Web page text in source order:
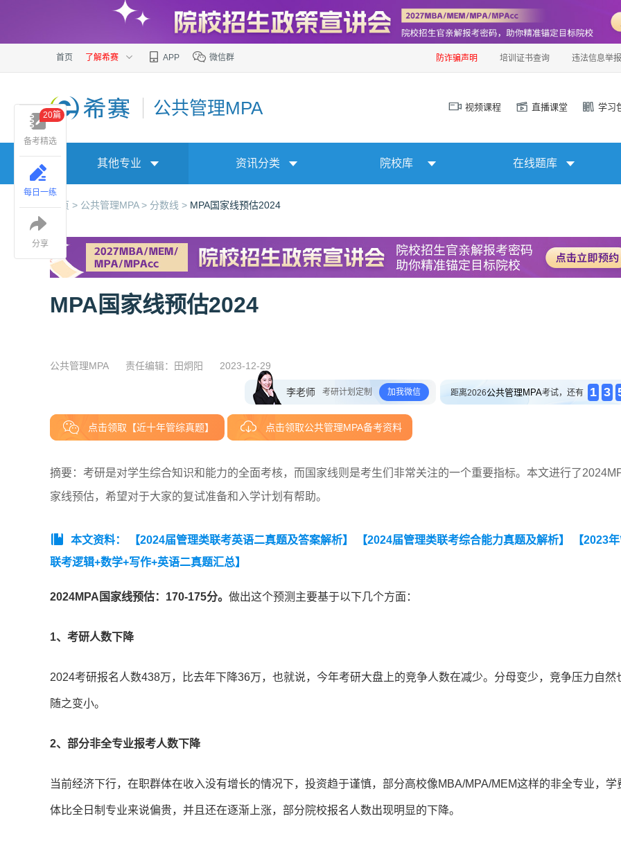
首页 了解希赛 APP 微信群 防诈骗声明 培训证书查询 违法信息举报
公共管理MPA 视频课程 直播课堂 学习
其他专业 资讯分类 院校库 在线题库
首页 > 公共管理MPA > 分数线 > MPA国家线预估2024
MPA国家线预估2024
公共管理MPA 责任编辑：田炯阳 2023-12-29
李老师 考研计划定制 加我微信 距离2026公共管理MPA考试，还有 1 3
点击领取【近十年管综真题】 点击领取公共管理MPA备考资料
摘要：考研是对学生综合知识和能力的全面考核，而国家线则是考生们非常关注的一个重要指标。本文进行了
家线预估，希望对于大家的复试准备和入学计划有帮助。
本文资料： 【2024届管理类联考英语二真题及答案解析】 【2024届管理类联考综合能力真题及解析】
【2023
联考逻辑+数学+写作+英语二真题汇总】
2024MPA国家线预估：170-175分。 做出这个预测主要基于以下几个方面：
1、考研人数下降
2024考研报名人数438万，比去年下降36万，也就说，今年考研大盘上的竞争人数在减少。分母变少，竞争压力自然
随之变小。
2、部分非全专业报考人数下降
当前经济下行，在职群体在收入没有增长的情况下，投资趋于谨慎，部分高校像MBA/MPA/MEM这样的非全专业，学
体比全日制专业来说偏贵，并且还在逐渐上涨，部分院校报名人数出现明显的下降。
备考精选
20篇
每日一练
分享